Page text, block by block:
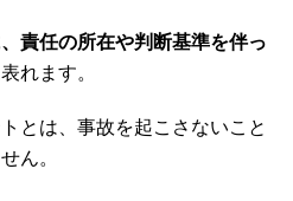
責任の所在や判断基準を伴っ
れます。
とは、事故を起こさないこと
ん。